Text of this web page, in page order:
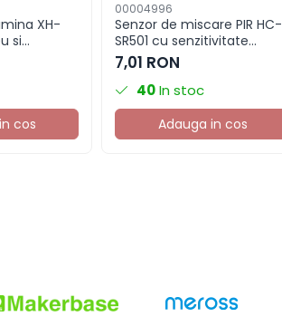
XH-
si
cos
00004996
Senzor de miscare PIR HC-
SR501 cu senzitivitate
ajustabila
7,01 RON
40In stoc
Adauga in cos